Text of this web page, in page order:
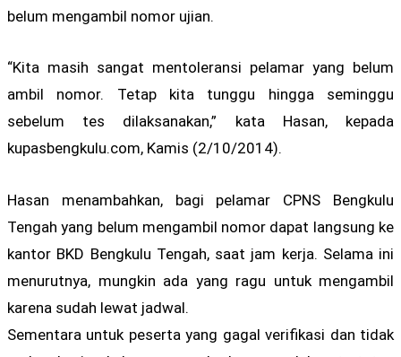
belum mengambil nomor ujian.
“Kita masih sangat mentoleransi pelamar yang belum
ambil nomor. Tetap kita tunggu hingga seminggu
sebelum tes dilaksanakan,” kata Hasan, kepada
kupasbengkulu.com, Kamis (2/10/2014).
Hasan menambahkan, bagi pelamar CPNS Bengkulu
Tengah yang belum mengambil nomor dapat langsung ke
kantor BKD Bengkulu Tengah, saat jam kerja. Selama ini
menurutnya, mungkin ada yang ragu untuk mengambil
karena sudah lewat jadwal.
Sementara untuk peserta yang gagal verifikasi dan tidak